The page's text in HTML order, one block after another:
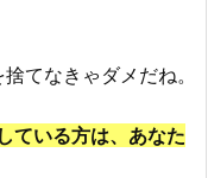
てなきゃダメだね。
ている方は、あなた